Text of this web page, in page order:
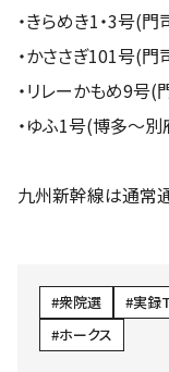
・きらめき1・3号(
・かささぎ101号(
・リレーかもめ9号
・ゆふ1号(博多～
九州新幹線は通常
衆院選 実録
ホークス